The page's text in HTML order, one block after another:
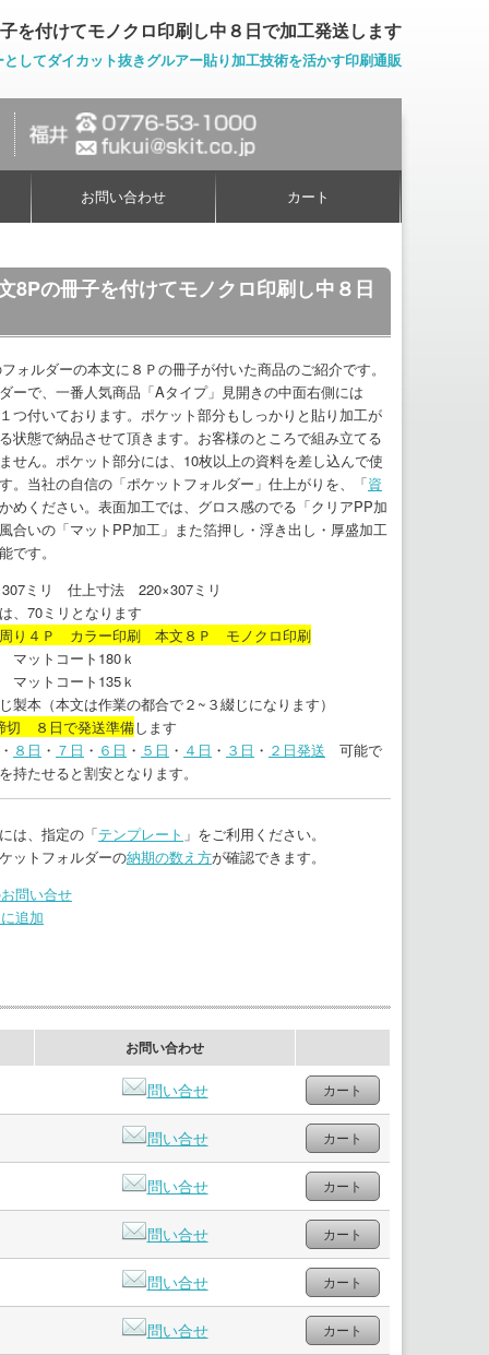
を付けてモノクロ印刷し中８日で加工発送します
してダイカット抜きグルアー貼り加工技術を活かす印刷通販
お問い合わせ カート
8Pの冊子を付けてモノクロ印刷し中８日
ォルダーの本文に８Ｐの冊子が付いた商品のご紹介です。
ーで、一番人気商品「Aタイプ」見開きの中面右側には
つ付いております。ポケット部分もしっかりと貼り加工が
状態で納品させて頂きます。お客様のところで組み立てる
せん。ポケット部分には、10枚以上の資料を差し込んで使
。当社の自信の「ポケットフォルダー」仕上がりを、「資
めください。表面加工では、グロス感のでる「クリアPP加
合いの「マットPP加工」また箔押し・浮き出し・厚盛加工
です。
ミリ 仕上寸法 220×307ミリ
、70ミリとなります
り４Ｐ カラー印刷 本文８Ｐ モノクロ印刷
ットコート180ｋ
ットコート135ｋ
本（本文は作業の都合で２~３綴じになります）
切 ８日で発送準備します
・ ８日 ・ ７日 ・ ６日 ・ ５日 ・ ４日 ・ ３日 ・ ２日発送 可能で
持たせると割安となります。
は、指定の「テンプレート 」をご利用ください。
ットフォルダーの納期の数え方が確認できます。
問い合せ
追加
お問い合わせ
問い合せ
問い合せ
問い合せ
問い合せ
問い合せ
問い合せ